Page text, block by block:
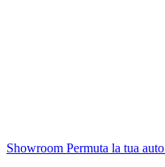
Showroom Permuta la tua auto